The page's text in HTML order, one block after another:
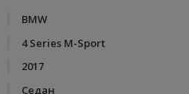
BMW
4 Series M-Sport
2017
Седан